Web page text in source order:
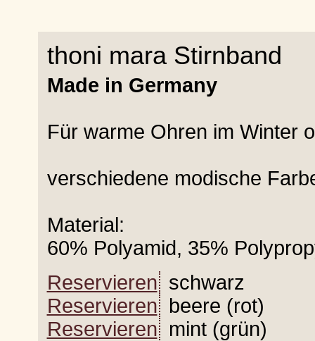
thoni mara Stirnband
Made in Germany
Für warme Ohren im Winter
verschiedene modische
Material:
60% Polyamid, 35%
Reservieren schwarz
Reservieren beere (rot)
Reservieren mint (grün)